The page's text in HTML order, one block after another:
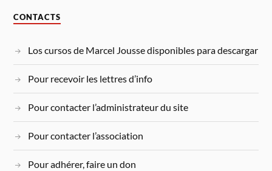
CONTACTS
Los cursos de Marcel Jousse disponibles para descargar
Pour recevoir les lettres d’info
Pour contacter l’administrateur du site
Pour contacter l’association
Pour adhérer, faire un don